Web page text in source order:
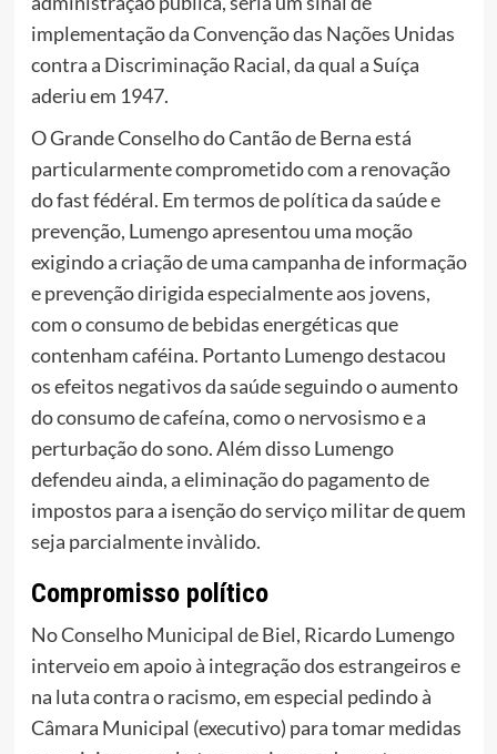
implementação da Convenção das Nações Unidas
contra a Discriminação Racial, da qual a Suíça
aderiu em 1947.
O Grande Conselho do Cantão de Berna está
particularmente comprometido com a renovação
do fast fédéral. Em termos de política da saúde e
prevenção, Lumengo apresentou uma moção
exigindo a criação de uma campanha de informação
e prevenção dirigida especialmente aos jovens,
com o consumo de bebidas energéticas que
contenham caféina. Portanto Lumengo destacou
os efeitos negativos da saúde seguindo o aumento
do consumo de cafeína, como o nervosismo e a
perturbação do sono. Além disso Lumengo
defendeu ainda, a eliminação do pagamento de
impostos para a isenção do serviço militar de quem
seja parcialmente invàlido.
Compromisso político
No Conselho Municipal de Biel, Ricardo Lumengo
interveio em apoio à integração dos estrangeiros e
na luta contra o racismo, em especial pedindo à
Câmara Municipal (executivo) para tomar medidas